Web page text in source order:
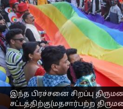
இந்த பிரச்சனை சிறப்பு
சட்டத்திற்கு(மதசார்பற்ற
ஒரே பாலின
திருமணங்கள்:
எழுதியவர் Sindhuja SM Apr 19,
செய்தி முன்னோட்டம்